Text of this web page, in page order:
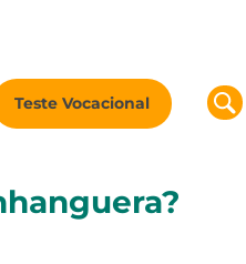
Teste Vocacional